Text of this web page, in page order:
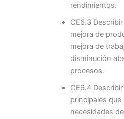
rendimientos.
CE6.3
mejora de
mejora de
disminución
procesos.
CE6.4
principales
necesidades